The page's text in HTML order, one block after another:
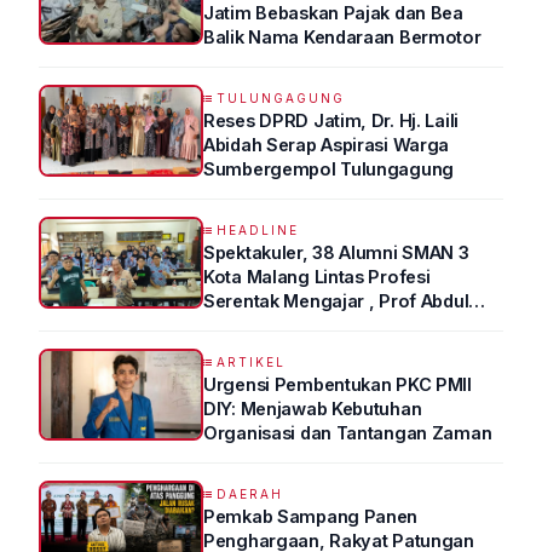
Jatim Bebaskan Pajak dan Bea
Balik Nama Kendaraan Bermotor
TULUNGAGUNG
Reses DPRD Jatim, Dr. Hj. Laili
Abidah Serap Aspirasi Warga
Sumbergempol Tulungagung
HEADLINE
Spektakuler, 38 Alumni SMAN 3
Kota Malang Lintas Profesi
Serentak Mengajar , Prof Abdul
ARTIKEL
Urgensi Pembentukan PKC PMII
DIY: Menjawab Kebutuhan
Organisasi dan Tantangan Zaman
DAERAH
Pemkab Sampang Panen
Penghargaan, Rakyat Patungan